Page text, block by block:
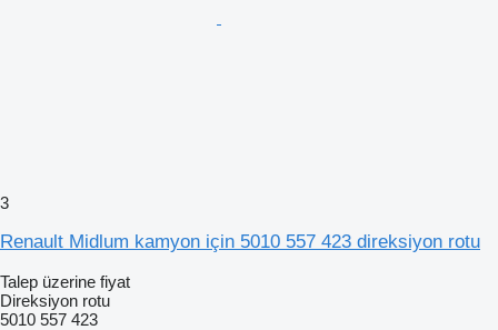
3
Renault Midlum kamyon için 5010 557 423 direksiyon rotu
Talep üzerine fiyat
Direksiyon rotu
5010 557 423